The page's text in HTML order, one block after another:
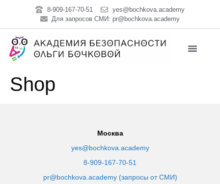
8-909-167-70-51
yes@bochkova.academy
Для запросов СМИ: pr@bochkova.academy
Shop
Москва
yes@bochkova.academy
8-909-167-70-51
pr@bochkova.academy (запросы от СМИ)